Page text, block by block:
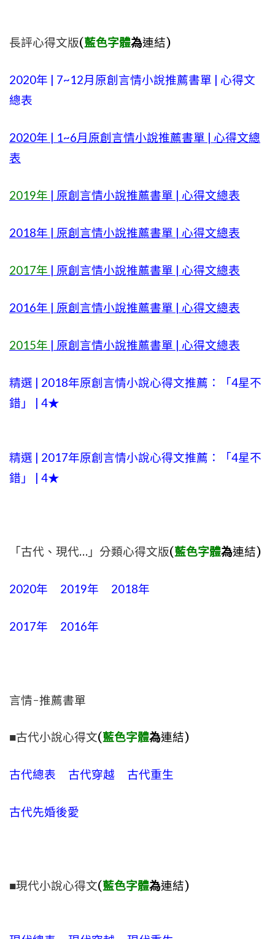
長評心得文版(藍色字體為連結)
2020年 | 7~12月原創言情小說推薦書單 | 心得文
總表
2020年 | 1~6月原創言情小說推薦書單 | 心得文總
表
2019年 | 原創言情小說推薦書單 | 心得文總表
2018年 | 原創言情小說推薦書單 | 心得文總表
2017年 | 原創言情小說推薦書單 | 心得文總表
2016年 | 原創言情小說推薦書單 | 心得文總表
2015年 | 原創言情小說推薦書單 | 心得文總表
精選 | 2018年原創言情小說心得文推薦：「4星不
錯」 | 4★
精選 | 2017年原創言情小說心得文推薦：「4星不
錯」 | 4★
「古代、現代…」分類心得文版(藍色字體為連結)
2020年 2019年 2018年
2017年 2016年
言情-推薦書單
■古代小說心得文(藍色字體為連結)
古代總表 古代穿越 古代重生
古代先婚後愛
■現代小說心得文(藍色字體為連結)